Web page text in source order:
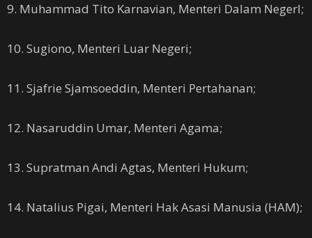
9. Muhammad Tito Karnavian, Menteri Dalam NegerI;
10. Sugiono, Menteri Luar Negeri;
11. Sjafrie Sjamsoeddin, Menteri Pertahanan;
12. Nasaruddin Umar, Menteri Agama;
13. Supratman Andi Agtas, Menteri Hukum;
14. Natalius Pigai, Menteri Hak Asasi Manusia (HAM);